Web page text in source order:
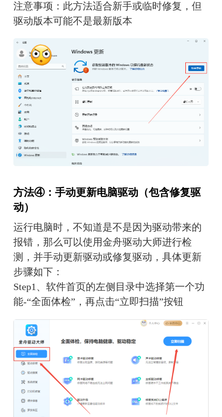
注意事项：此方法适合新手或临时修复，但
驱动版本可能不是最新版本
方法④：手动更新电脑驱动（包含修复驱
动）
运行电脑时，不知道是不是因为驱动带来的
报错，那么可以使用金舟驱动大师进行检
测，并手动更新驱动或修复驱动，具体更新
步骤如下：
Step1、软件首页的左侧目录中选择第一个功
能-“全面体检”，再点击“立即扫描”按钮